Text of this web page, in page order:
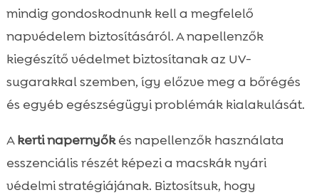
mindig gondoskodnunk kell a megfelelő
napvédelem biztosításáról. A napellenzők
kiegészítő védelmet biztosítanak az UV-
sugarakkal szemben, így előzve meg a bőrégés
és egyéb egészségügyi problémák kialakulását.
Akerti napernyőkés napellenzők használata
esszenciális részét képezi a macskák nyári
védelmi stratégiájának. Biztosítsuk, hogy